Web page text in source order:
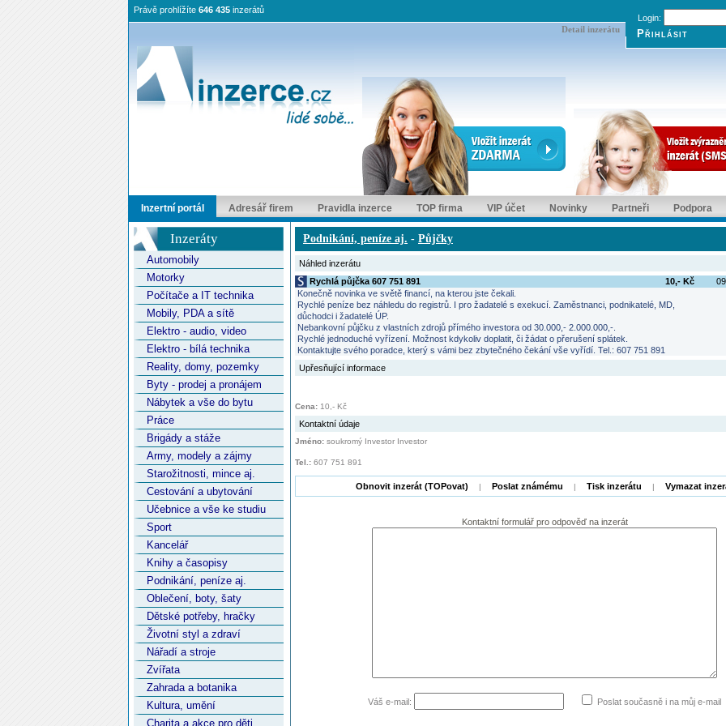
Detail inzerátu
Právě prohlížíte 646 435 inzerátů
Login:
Inzertní portál Adresář firem Pravidla inzerce TOP firma VIP účet Novinky Partneři Podpora
Inzeráty
Automobily
Motorky
Počítače a IT technika
Mobily, PDA a sítě
Elektro - audio, video
Elektro - bílá technika
Reality, domy, pozemky
Byty - prodej a pronájem
Nábytek a vše do bytu
Práce
Brigády a stáže
Army, modely a zájmy
Starožitnosti, mince aj.
Cestování a ubytování
Učebnice a vše ke studiu
Sport
Kancelář
Knihy a časopisy
Podnikání, peníze aj.
Oblečení, boty, šaty
Dětské potřeby, hračky
Životní styl a zdraví
Nářadí a stroje
Zvířata
Zahrada a botanika
Kultura, umění
Charita a akce pro děti
Podnikání, peníze aj. - Půjčky
Náhled inzerátu
Rychlá půjčka 607 751 891
10,- Kč
Konečně novinka ve světě financí, na kterou jste čekali.
Rychlé peníze bez náhledu do registrů. I pro žadatelé s exekucí. Zaměstnanci, podnikatelé, MD,
důchodci i žadatelé ÚP.
Nebankovní půjčku z vlastních zdrojů přímého investora od 30.000,- 2.000.000,-.
Rychlé jednoduché vyřízení. Možnost kdykoliv doplatit, či žádat o přerušení splátek.
Kontaktujte svého poradce, který s vámi bez zbytečného čekání vše vyřídí. Tel.: 607 751 891
Upřesňující informace
Cena: 10,- Kč
Kontaktní údaje
Jméno: soukromý Investor Investor
Tel.: 607 751 891
Obnovit inzerát (TOPovat) | Poslat známému | Tisk inzerátu | Vymazat
Kontaktní formulář pro odpověď na inzerát
Váš e-mail: Poslat současně i na můj e-mail